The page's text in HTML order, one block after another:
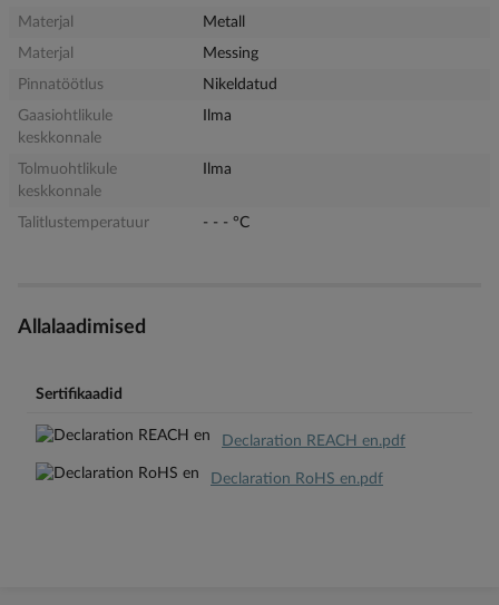
Materjal
Metall
Materjal
Messing
Pinnatöötlus
Nikeldatud
Gaasiohtlikule
keskkonnale
Ilma
Tolmuohtlikule
keskkonnale
Ilma
Talitlustemperatuur - - - °C
Allalaadimised
Sertifikaadid
Declaration REACH en.pdf
Declaration RoHS en.pdf